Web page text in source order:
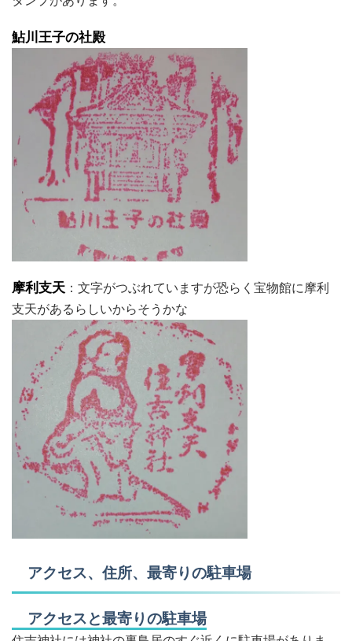
鮎川王子の社殿
摩利支天 ：文字がつぶれていますが恐らく宝物館に摩利
支天があるらしいからそうかな
アクセス、住所、最寄りの駐車場
アクセスと最寄りの駐車場